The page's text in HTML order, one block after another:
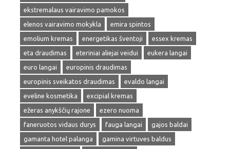
ekstremalaus vairavimo pamokos
elenos vairavimo mokykla
emira spintos
emolium kremas
energetikas šventoji
essex kremas
eta draudimas
eteriniai aliejai veidui
eukera langai
euro langai
europinis draudimas
europinis sveikatos draudimas
evaldo langai
eveline kosmetika
excipial kremas
ežeras anykščių rajone
ezero nuoma
faneruotos vidaus durys
fauga langai
gajos baldai
gamanta hotel palanga
gamina virtuves baldus